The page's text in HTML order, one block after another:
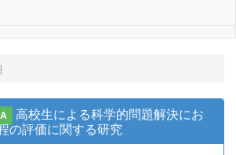
高校生による科学的問題解決にお
の評価に関する研究